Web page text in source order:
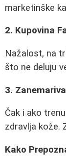
marketinške
2. Kupovina
Nažalost, na
što ne deluju
3.
Čak i ako
zdravlja kože.
Kako